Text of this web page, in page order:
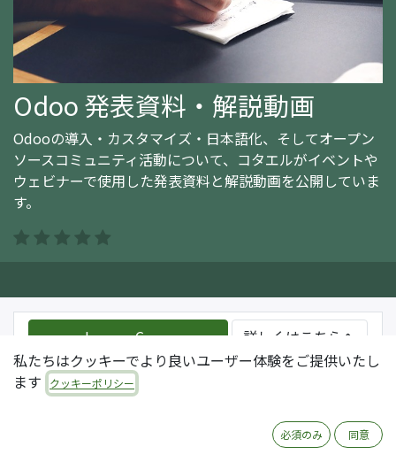
Odoo 発表資料・解説動画
Odooの導入・カスタマイズ・日本語化、そしてオープン
ソースコミュニティ活動について、コタエルがイベントや
ウェビナーで使用した発表資料と解説動画を公開していま
す。
Join this Course 詳しくはこちらへ
コース レビュー
私たちはクッキーでより良いユーザー体験をご提供いたし
ます
クッキーポリシー
必須のみ 同意